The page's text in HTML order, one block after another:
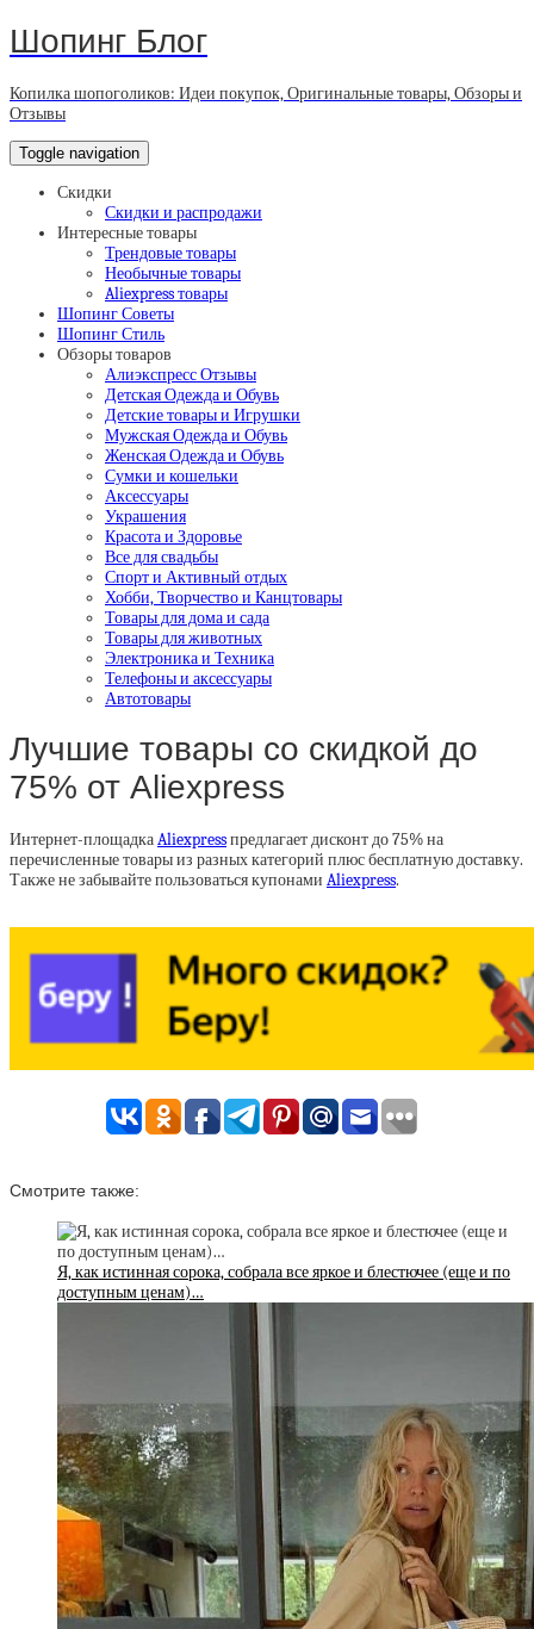
Шопинг Блог
Копилка шопоголиков: Идеи покупок, Оригинальные товары, Обзоры и
Отзывы
Toggle navigation
Скидки
Скидки и распродажи
Интересные товары
Трендовые товары
Необычные товары
Aliexpress товары
Шопинг Советы
Шопинг Стиль
Обзоры товаров
Алиэкспресс Отзывы
Детская Одежда и Обувь
Детские товары и Игрушки
Мужская Одежда и Обувь
Женская Одежда и Обувь
Сумки и кошельки
Аксессуары
Украшения
Красота и Здоровье
Все для свадьбы
Спорт и Активный отдых
Хобби, Творчество и Канцтовары
Товары для дома и сада
Товары для животных
Электроника и Техника
Телефоны и аксессуары
Автотовары
Лучшие товары со скидкой до
75% от Aliexpress
Интернет-площадкаAliexpressпредлагает дисконт до 75% на
перечисленные товары из разных категорий плюс бесплатную доставку.
Также не забывайте пользоваться купонами Aliexpress.
Смотрите также:
Я, как истинная сорока, собрала все яркое и блестючее (еще и по
доступным ценам)…